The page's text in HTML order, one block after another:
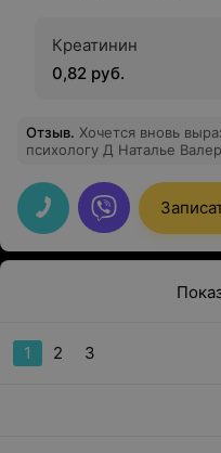
Креатинин
0,82 руб.
Отзыв. Хочется вновь
психологу Д Наталье
1 2 3